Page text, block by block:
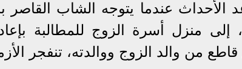
الأحداث عندما يتوجه الشاب القاصر
إلى منزل أسرة الزوج للمطالبة
من والد الزوج ووالدته، تنفجر